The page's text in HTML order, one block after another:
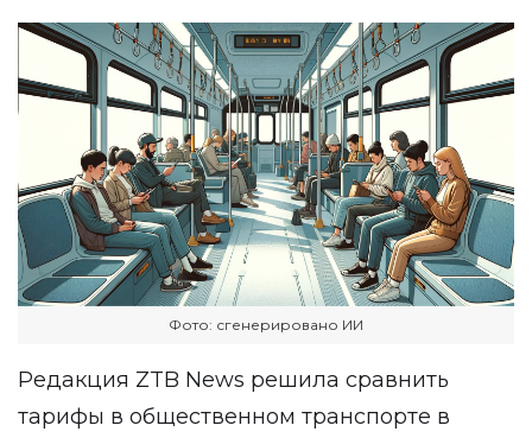
Фото: сгенерировано ИИ
Редакция ZTB News решила сравнить
тарифы в общественном транспорте в